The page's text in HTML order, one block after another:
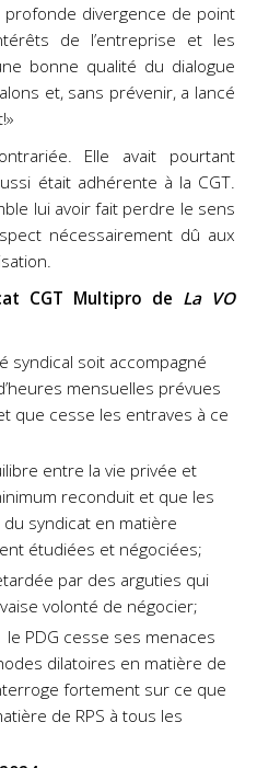
divergence de point
de l’entreprise et les
bonne qualité du dialogue
et, sans prévenir, a lancé
Elle avait pourtant
était adhérente à la CGT.
lui avoir fait perdre le sens
nécessairement dû aux
CGT Multipro de La VO
syndical soit accompagné
mensuelles prévues
que cesse les entraves à ce
entre la vie privée et
reconduit et que les
syndicat en matière
étudiées et négociées;
par des arguties qui
volonté de négocier;
PDG cesse ses menaces
dilatoires en matière de
fortement sur ce que
de RPS à tous les